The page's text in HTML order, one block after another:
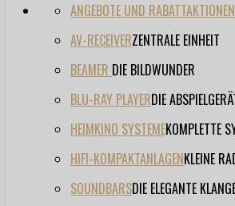
ANGEBOTE UND RABATTAKTIONEN
AV-RECEIVERZENTRALE EINHEIT
BEAMER DIE BILDWUNDER
BLU-RAY PLAYERDIE
HEIMKINO SYSTEMEKOMPLETTE
HIFI-KOMPAKTANLAGENKLEINE
SOUNDBARSDIE ELEGANTE